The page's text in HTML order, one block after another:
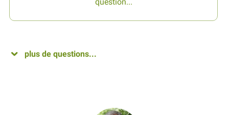
plus de questions...